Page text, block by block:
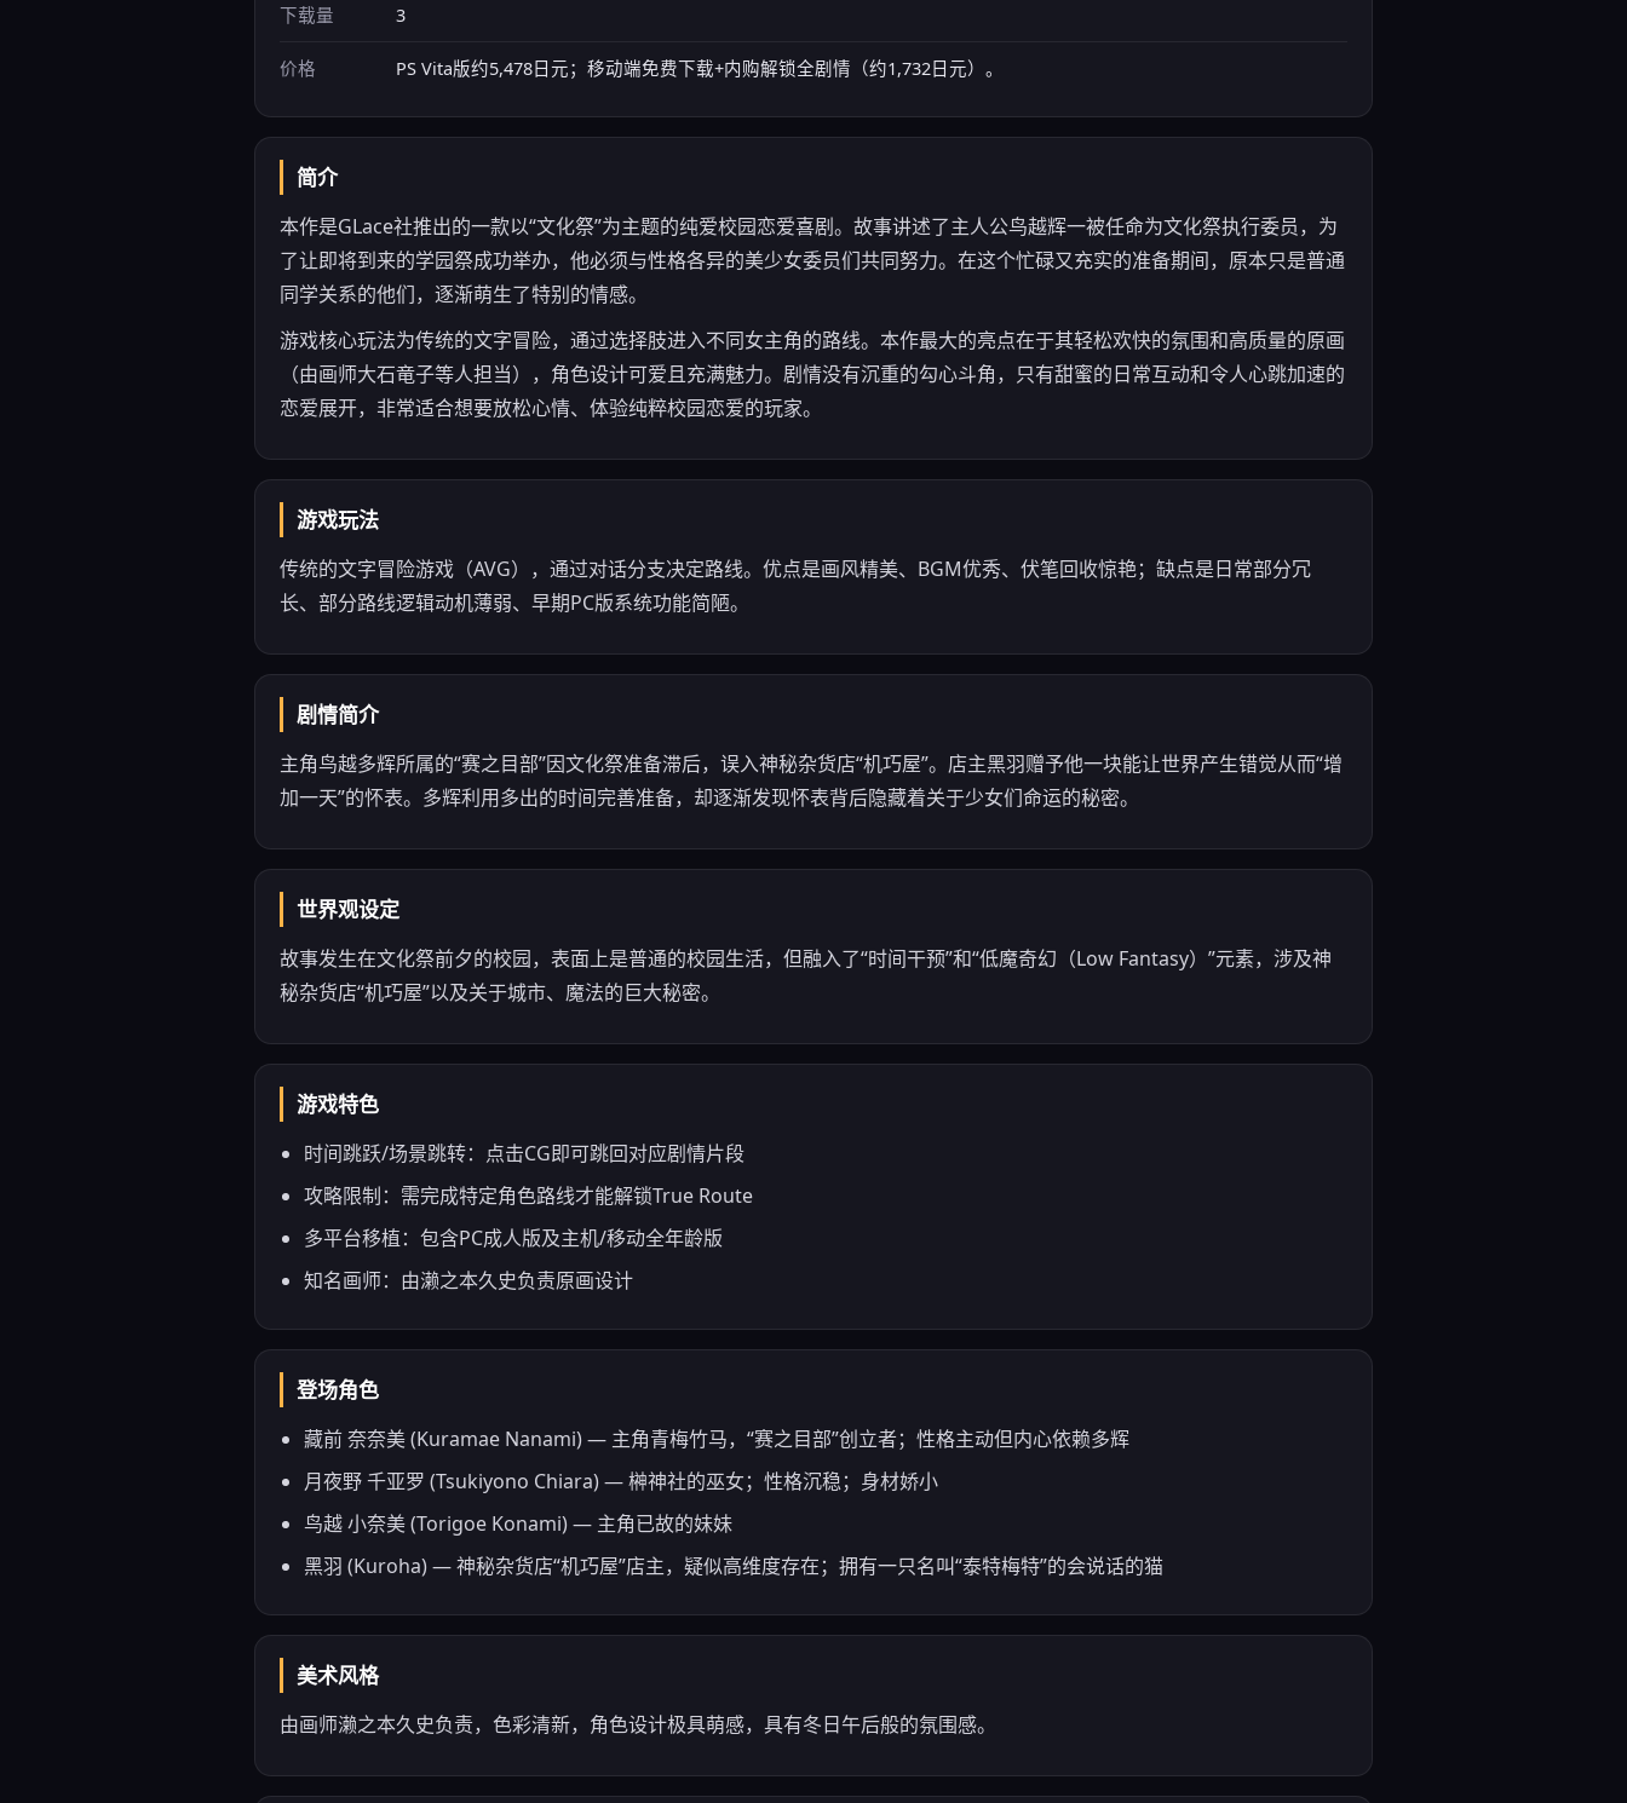
下载量 3
价格 PS Vita版约5,478日元；移动端免费下载+内购解锁全剧情（约1,732日元）。
简介
本作是GLace社推出的一款以“文化祭”为主题的纯爱校园恋爱喜剧。故事讲述了主人公鸟越辉一被任命为文化祭执行委员，为
了让即将到来的学园祭成功举办，他必须与性格各异的美少女委员们共同努力。在这个忙碌又充实的准备期间，原本只是普通
同学关系的他们，逐渐萌生了特别的情感。
游戏核心玩法为传统的文字冒险，通过选择肢进入不同女主角的路线。本作最大的亮点在于其轻松欢快的氛围和高质量的原画
（由画师大石竜子等人担当），角色设计可爱且充满魅力。剧情没有沉重的勾心斗角，只有甜蜜的日常互动和令人心跳加速的
恋爱展开，非常适合想要放松心情、体验纯粹校园恋爱的玩家。
游戏玩法
传统的文字冒险游戏（AVG），通过对话分支决定路线。优点是画风精美、BGM优秀、伏笔回收惊艳；缺点是日常部分冗
长、部分路线逻辑动机薄弱、早期PC版系统功能简陋。
剧情简介
主角鸟越多辉所属的“赛之目部”因文化祭准备滞后，误入神秘杂货店“机巧屋”。店主黑羽赠予他一块能让世界产生错觉从而“增
加一天”的怀表。多辉利用多出的时间完善准备，却逐渐发现怀表背后隐藏着关于少女们命运的秘密。
世界观设定
故事发生在文化祭前夕的校园，表面上是普通的校园生活，但融入了“时间干预”和“低魔奇幻（Low Fantasy）”元素，涉及神
秘杂货店“机巧屋”以及关于城市、魔法的巨大秘密。
游戏特色
时间跳跃/场景跳转：点击CG即可跳回对应剧情片段
攻略限制：需完成特定角色路线才能解锁True Route
多平台移植：包含PC成人版及主机/移动全年龄版
知名画师：由濑之本久史负责原画设计
登场角色
藏前 奈奈美 (Kuramae Nanami) — 主角青梅竹马，“赛之目部”创立者；性格主动但内心依赖多辉
月夜野 千亚罗 (Tsukiyono Chiara) — 榊神社的巫女；性格沉稳；身材娇小
鸟越 小奈美 (Torigoe Konami) — 主角已故的妹妹
黑羽 (Kuroha) — 神秘杂货店“机巧屋”店主，疑似高维度存在；拥有一只名叫“泰特梅特”的会说话的猫
美术风格
由画师濑之本久史负责，色彩清新，角色设计极具萌感，具有冬日午后般的氛围感。